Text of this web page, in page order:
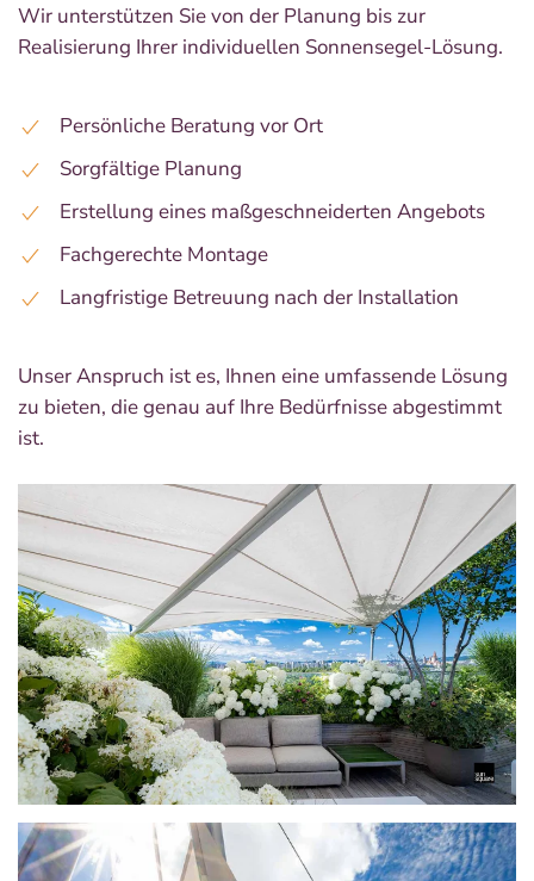
Wir unterstützen Sie von der Planung bis zur
Realisierung Ihrer individuellen Sonnensegel-Lösung.
Persönliche Beratung vor Ort
Sorgfältige Planung
Erstellung eines maßgeschneiderten Angebots
Fachgerechte Montage
Langfristige Betreuung nach der Installation
Unser Anspruch ist es, Ihnen eine umfassende Lösung
zu bieten, die genau auf Ihre Bedürfnisse abgestimmt
ist.